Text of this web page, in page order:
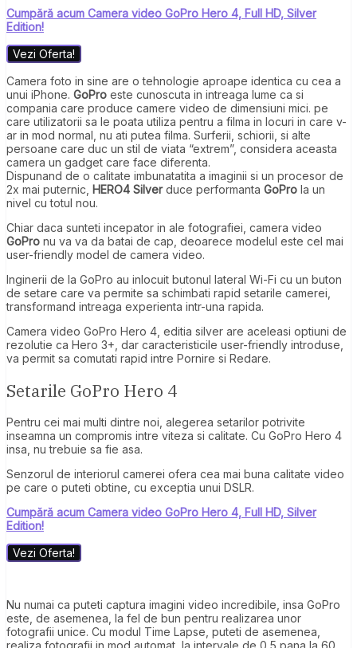
Cumpără acum Camera video GoPro Hero 4, Full HD, Silver
Edition!
Vezi Oferta!
Camera foto in sine are o tehnologie aproape identica cu cea a
unui iPhone. GoPro este cunoscuta in intreaga lume ca si
compania care produce camere video de dimensiuni mici. pe
care utilizatorii sa le poata utiliza pentru a filma in locuri in care v-
ar in mod normal, nu ati putea filma. Surferii, schiorii, si alte
persoane care duc un stil de viata “extrem”, considera aceasta
camera un gadget care face diferenta.
Dispunand de o calitate imbunatatita a imaginii si un procesor de
2x mai puternic, HERO4 Silverduce performanta GoPro la un
nivel cu totul nou.
Chiar daca sunteti incepator in ale fotografiei, camera video
GoPro nu va va da batai de cap, deoarece modelul este cel mai
user-friendly model de camera video.
Inginerii de la GoPro au inlocuit butonul lateral Wi-Fi cu un buton
de setare care va permite sa schimbati rapid setarile camerei,
transformand intreaga experienta intr-una rapida.
Camera video GoPro Hero 4, editia silver are aceleasi optiuni de
rezolutie ca Hero 3+, dar caracteristicile user-friendly introduse,
va permit sa comutati rapid intre Pornire si Redare.
Setarile GoPro Hero 4
Pentru cei mai multi dintre noi, alegerea setarilor potrivite
inseamna un compromis intre viteza si calitate. Cu GoPro Hero 4
insa, nu trebuie sa fie asa.
Senzorul de interiorul camerei ofera cea mai buna calitate video
pe care o puteti obtine, cu exceptia unui DSLR.
Cumpără acum Camera video GoPro Hero 4, Full HD, Silver
Edition!
Vezi Oferta!
Nu numai ca puteti captura imagini video incredibile, insa GoPro
este, de asemenea, la fel de bun pentru realizarea unor
fotografii unice. Cu modul Time Lapse, puteti de asemenea,